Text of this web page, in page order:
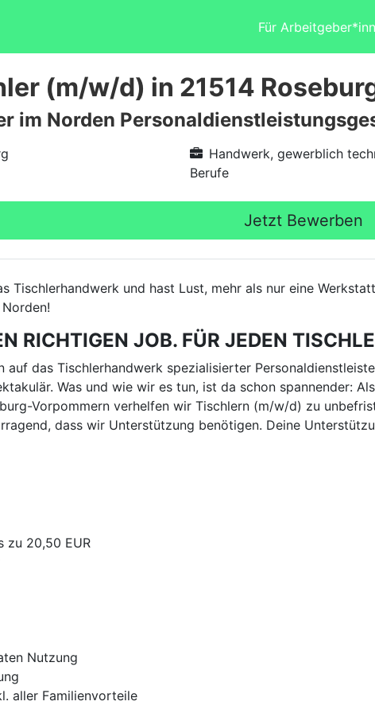
Für
(m/w/d) in 21514
im Norden
Handwerk, gewerblich
Berufe
Jetzt Bewerben
Tischlerhandwerk und hast Lust, mehr als nur eine
RICHTIGEN JOB. FÜR JEDEN
das Tischlerhandwerk spezialisierter
Was und wie wir es tun, ist da schon spannender:
Vorpommern verhelfen wir Tischlern (m/w/d) zu
dass wir Unterstützung benötigen. Deine
zu 20,50 EUR
Nutzung
aller Familienvorteile